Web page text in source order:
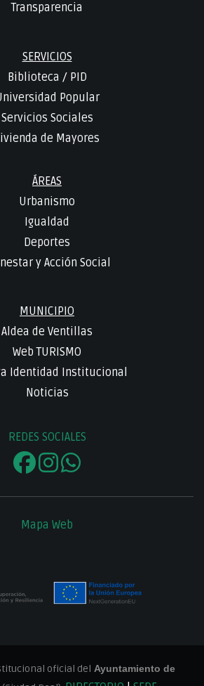
Transparencia
SERVICIOS
Biblioteca / PID
Popular
Servicios Sociales
de Mayores
ÁREAS
Urbanismo
Igualdad
Deportes
y Acción Social
MUNICIPIO
Aldea de Ventillas
Web TURISMO
Identidad Institucional
Noticias
REDES SOCIALES
Mapa Web
oficial del Ayuntamiento de